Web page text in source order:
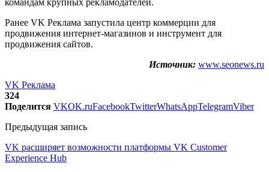
Ранее VK Реклама запустила центр коммерции для
продвижения интернет-магазинов и инструмент для
продвижения сайтов.
Источник: www.seonews.ru
VK Реклама
324
Поделится VKOK.ruFacebookTwitterWhatsAppTelegramViber
Предыдущая запись
VK расширяет возможности платформы VK Customer
Experience Hub